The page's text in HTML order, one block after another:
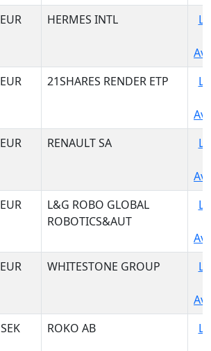
EUR HERMES INTL
EUR 21SHARES RENDER ETP
EUR RENAULT SA
EUR
L&G ROBO GLOBAL
ROBOTICS&AUT
EUR WHITESTONE GROUP
SEK ROKO AB